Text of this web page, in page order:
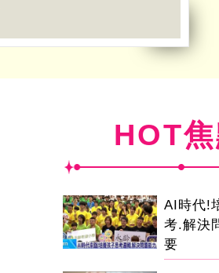
HOT
AI時代!
考.解決
要